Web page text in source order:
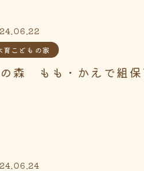
育こどもの家
森 もも・かえで組保